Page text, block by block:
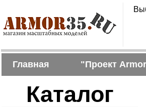
Главная "Проект
Каталог